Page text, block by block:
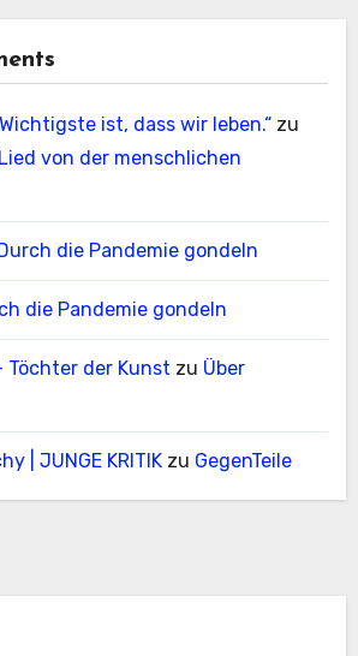
ist, dass wir leben.“zu
von der menschlichen
Durch die Pandemie gondeln
die Pandemie gondeln
Töchter der Kunst zu Über
| JUNGE KRITIKzu GegenTeile